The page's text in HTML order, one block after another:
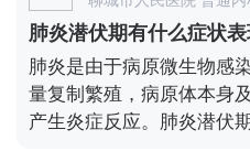
肺炎潜伏期有什么症状
肺炎是由于病原微生物感
量复制繁殖，病原体本身
产生炎症反应。肺炎潜伏